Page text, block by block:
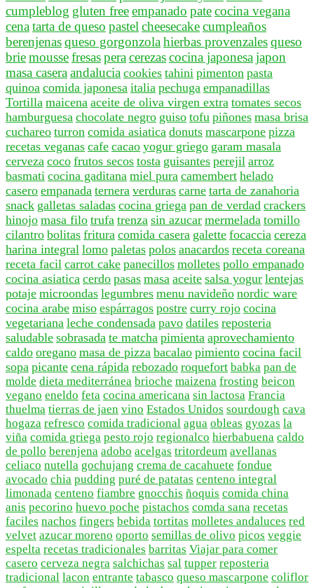
cumpleblog gluten freeempanado patecocina vegana
cena tarta de queso pastel cheesecakecumpleaños
berenjenasqueso gorgonzola hierbas provenzalesqueso
briemoussefresaspera cerezascocina japonesa japon
masa casera andalucia cookies tahini pimenton pasta
quinoa comida japonesa italia pechuga empanadillas
Tortilla maicena aceite de oliva virgen extra tomates secos
hamburguesa chocolate negro guiso tofu piñones masa brisa
cuchareo turron comida asiatica donuts mascarpone pizza
recetas veganas cafe cacao yogur griego garam masala
cerveza coco frutos secos tosta guisantes perejil arroz
basmati cocina gaditana miel pura camembert helado
casero empanada ternera verduras carne tarta de zanahoria
snack galletas saladas cocina griega pan de verdad crackers
hinojo masa filo trufa trenza sin azucar mermelada tomillo
cilantro bolitas fritura comida casera galette focaccia cereza
harina integral lomo paletas polos anacardos receta coreana
receta facil carrot cake panecillos molletes pollo empanado
cocina asiatica cerdo pasas masa aceite salsa yogur lentejas
potaje microondas legumbres menu navideño nordic ware
cocina arabe miso espárragos postre curry rojo cocina
vegetariana leche condensada pavo datiles reposteria
saludable sobrasada te matcha pimienta aprovechamiento
caldo oregano masa de pizza bacalao pimiento cocina facil
sopa picante cena rápida rebozado roquefort babka pan de
molde dieta mediterránea brioche maizena frosting beicon
vegano eneldo feta cocina americana sin lactosa Francia
thuelma tierras de jaen vino Estados Unidos sourdough cava
hogaza refresco comida tradicional agua obleas gyozas la
viña comida griega pesto rojo regionalco hierbabuena caldo
de pollo berenjena adobo acelgas tritordeum avellanas
celiaco nutella gochujang crema de cacahuete fondue
avocado chia pudding puré de patatas centeno integral
limonada centeno fiambre gnocchis ñoquis comida china
anis pecorino huevo poche pistachos comda sana recetas
faciles nachos fingers bebida tortitas molletes andaluces red
velvet azucar moreno oporto semillas de olivo picos veggie
espelta recetas tradicionales barritas Viajar para comer
casero cerveza negra salchichas sal tupper reposteria
tradicional lacon entrante tabasco queso mascarpone coliflor